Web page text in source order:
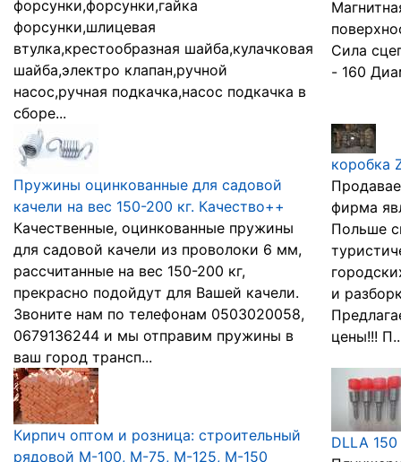
форсунки,форсунки,гайка
форсунки,шлицевая
втулка,крестообразная шайба,кулачковая
шайба,электро клапан,ручной
насос,ручная подкачка,насос подкачка в
сборе...
Сила
- 160
Пружины оцинкованные для садовой
качели на вес 150-200 кг. Качество++
Качественные, оцинкованные пружины
для садовой качели из проволоки 6 мм,
рассчитанные на вес 150-200 кг,
прекрасно подойдут для Вашей качели.
Звоните нам по телефонам 0503020058,
0679136244 и мы отправим пружины в
ваш город трансп...
коробка
фирма
Польше
и
цены!!!
Кирпич оптом и розница: строительный
рядовой М-100, М-75, М-125, М-150
DLLA 150